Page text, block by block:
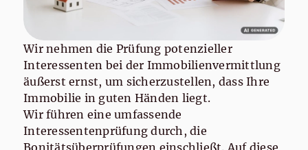
Wir nehmen die Prüfung potenzieller
Interessenten bei der Immobilienvermittlung
äußerst ernst, um sicherzustellen, dass Ihre
Immobilie in guten Händen liegt.
Wir führen eine umfassende
Interessentenprüfung durch, die